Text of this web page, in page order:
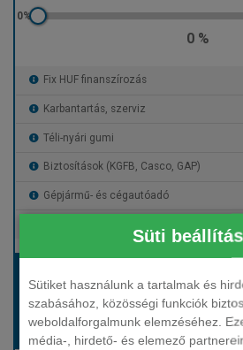
Süti
Sütiket használunk a tartalmak és
szabásához, közösségi funkciók
weboldalforgalmunk elemzéséhez.
média-, hirdető- és elemező
0 %
Fix HUF finanszírozás
Karbantartás, szerviz
Téli-nyári gumi
Biztosítások (KGFB, Casco, GAP)
Gépjármű- és cégautóadó